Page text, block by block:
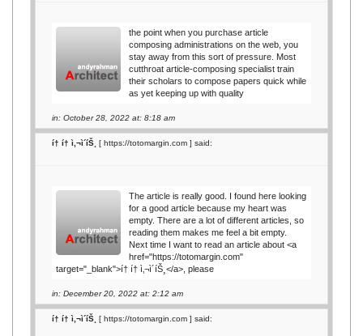
the point when you purchase article
composing administrations on the web, you
stay away from this sort of pressure. Most
cutthroat article-composing specialist train
their scholars to compose papers quick while
as yet keeping up with quality
in: October 28, 2022 at: 8:18 am
í† í† ì‚¬ì´íŠ¸ [https://totomargin.com ] said:
The article is really good. I found here looking
for a good article because my heart was
empty. There are a lot of different articles, so
reading them makes me feel a bit empty.
Next time I want to read an article about <a
href="https://totomargin.com"
target="_blank">í† í† ì‚¬ì´íŠ¸</a>, please
in: December 20, 2022 at: 2:12 am
í† í† ì‚¬ì´íŠ¸ [https://totomargin.com ] said: